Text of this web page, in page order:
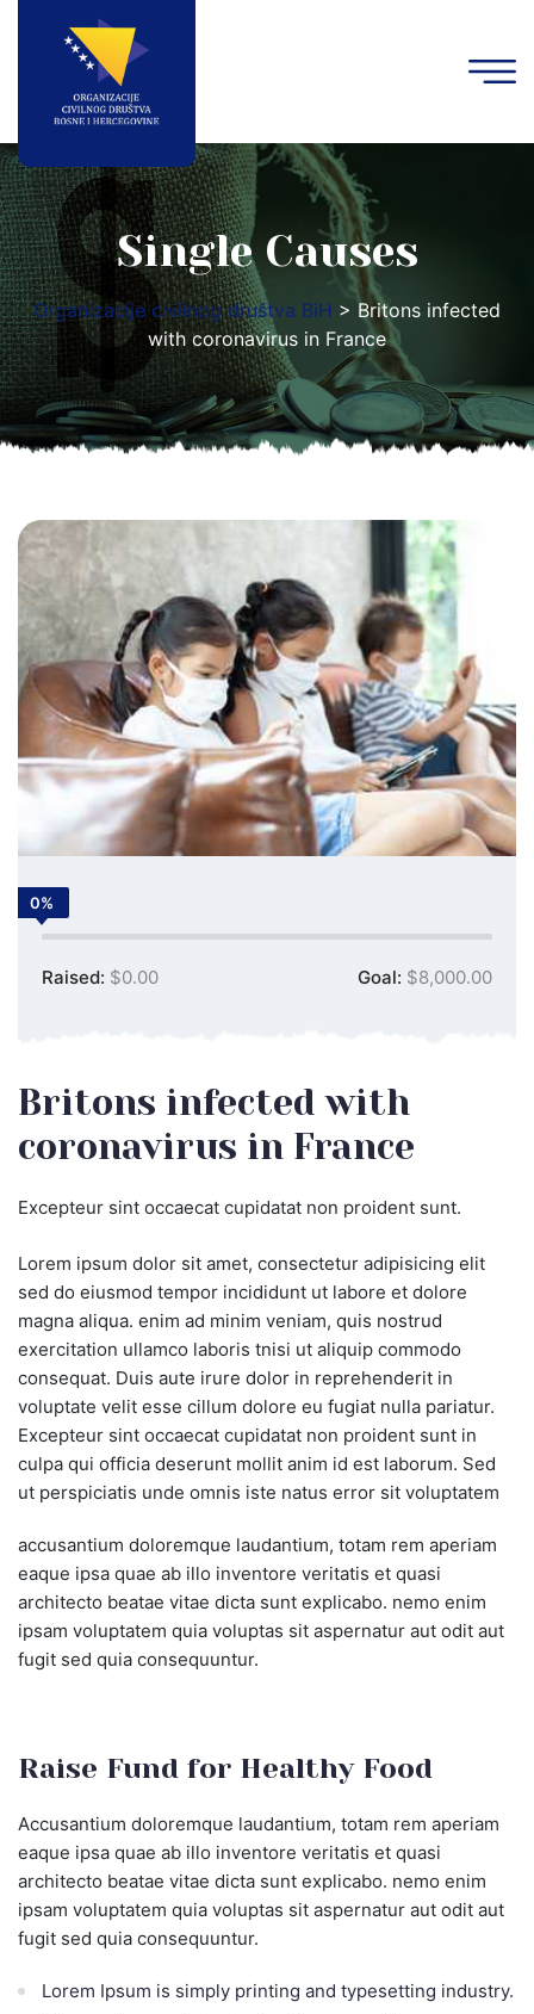
Single Causes
Organizacije civilnog društva BiH > Britons infected
with coronavirus in France
0%
Raised: $0.00 Goal: $8,000.00
Britons infected with
coronavirus in France
Excepteur sint occaecat cupidatat non proident sunt.
Lorem ipsum dolor sit amet, consectetur adipisicing elit
sed do eiusmod tempor incididunt ut labore et dolore
magna aliqua. enim ad minim veniam, quis nostrud
exercitation ullamco laboris tnisi ut aliquip commodo
consequat. Duis aute irure dolor in reprehenderit in
voluptate velit esse cillum dolore eu fugiat nulla pariatur.
Excepteur sint occaecat cupidatat non proident sunt in
culpa qui officia deserunt mollit anim id est laborum. Sed
ut perspiciatis unde omnis iste natus error sit voluptatem
accusantium doloremque laudantium, totam rem aperiam
eaque ipsa quae ab illo inventore veritatis et quasi
architecto beatae vitae dicta sunt explicabo. nemo enim
ipsam voluptatem quia voluptas sit aspernatur aut odit aut
fugit sed quia consequuntur.
Raise Fund for Healthy Food
Accusantium doloremque laudantium, totam rem aperiam
eaque ipsa quae ab illo inventore veritatis et quasi
architecto beatae vitae dicta sunt explicabo. nemo enim
ipsam voluptatem quia voluptas sit aspernatur aut odit aut
fugit sed quia consequuntur.
Lorem Ipsum is simply printing and typesetting industry.